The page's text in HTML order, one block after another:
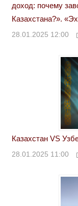
доход: почему
Казахстана?».
28.01.2025 12:00
Казахстан VS
28.01.2025 11:00